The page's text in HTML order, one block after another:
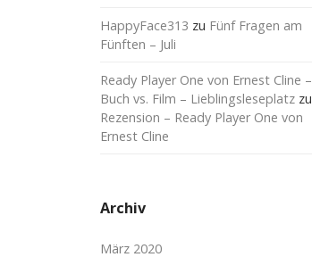
HappyFace313 zu Fünf Fragen am
Fünften – Juli
Ready Player One von Ernest Cline –
Buch vs. Film – Lieblingsleseplatz zu
Rezension – Ready Player One von
Ernest Cline
Archiv
März 2020